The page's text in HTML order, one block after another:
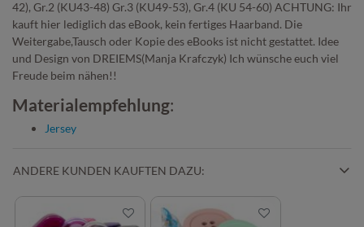
42), Gr.2 (KU43-48) Gr.3 (KU49-53), Gr.4 (KU 54-60) ACHTUNG: Ihr
kauft hier lediglich das eBook, kein fertiges Haarband. Die
Weitergabe,Tausch oder Kopie des eBooks ist nicht gestattet. Idee
und Design von DREIEMS(Manja Krafczyk) Ich wünsche euch viel
Freude beim nähen!!
Materialempfehlung:
Jersey
ANDERE KUNDEN KAUFTEN DAZU: